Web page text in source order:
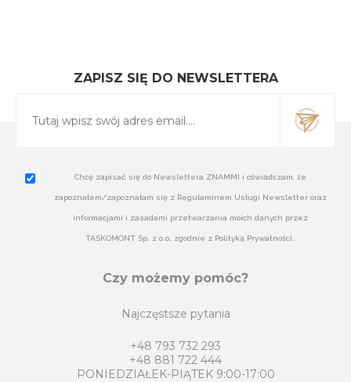
ZAPISZ SIĘ DO NEWSLETTERA
Chcę zapisać się do Newslettera ZNAMMI i oświadczam, że
zapoznałem/zapoznałam się z Regulaminem Usługi Newsletter oraz
informacjami i zasadami przetwarzania moich danych przez
TASKOMONT Sp. z o.o. zgodnie z Polityką Prywatności.
Czy możemy pomóc?
Najczęstsze pytania
+48 793 732 293
+48 881 722 444
PONIEDZIAŁEK-PIĄTEK 9:00-17:00